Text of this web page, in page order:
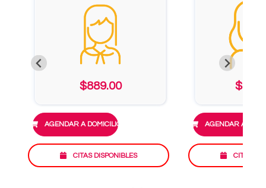
$889.00
AGENDAR A DOMICILIO
CITAS DISPONIBLES
AGENDAR A
CITAS